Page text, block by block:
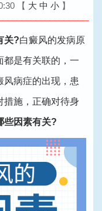
【 大 中 小】
关?白癜风的发病原
都是有关联的，一
风病症的出现，患
措施，正确对待身
些因素有关?